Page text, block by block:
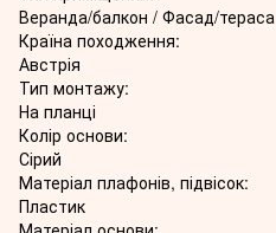
Веранда/балкон / Фасад/тераса
Країна походження:
Австрія
Тип монтажу:
На планці
Колір основи:
Сірий
Матеріал плафонів, підвісок:
Пластик